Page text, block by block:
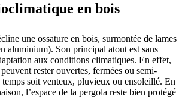
en bois
une ossature en bois, surmontée de lames
aluminium). Son principal atout est sans
aux conditions climatiques. En effet,
rester ouvertes, fermées ou semi-
temps soit venteux, pluvieux ou ensoleillé. En
l’espace de la pergola reste bien protégé